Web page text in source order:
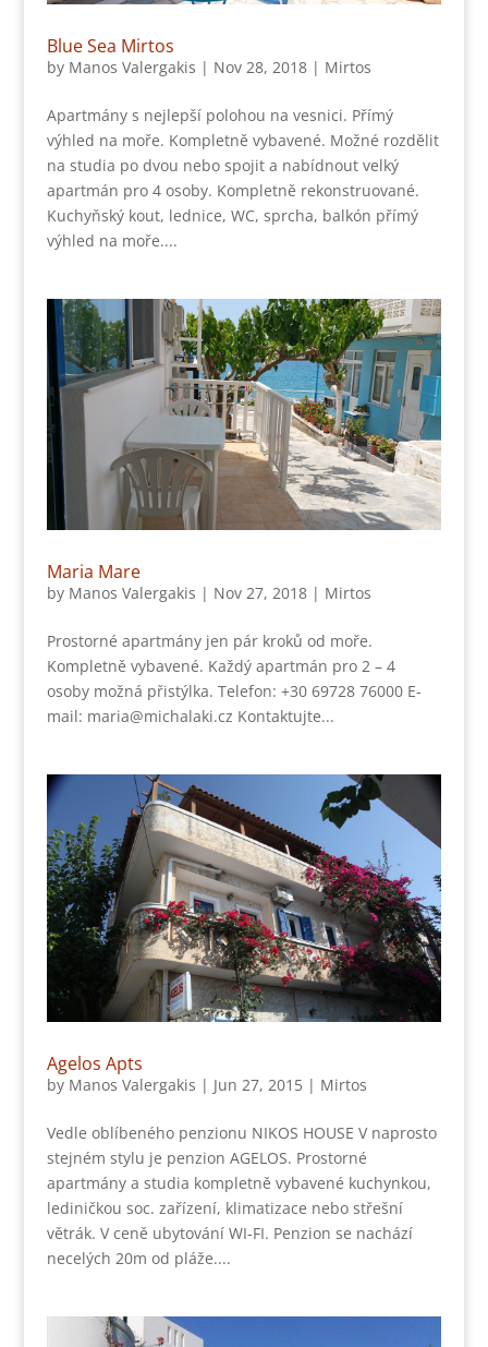
Blue Sea Mirtos
by Manos Valergakis | Nov 28, 2018| Mirtos
Apartmány s nejlepší polohou na vesnici. Přímý
výhled na moře. Kompletně vybavené. Možné rozdělit
na studia po dvou nebo spojit a nabídnout velký
apartmán pro 4 osoby. Kompletně rekonstruované.
Kuchyňský kout, lednice, WC, sprcha, balkón přímý
výhled na moře....
Maria Mare
by Manos Valergakis | Nov 27, 2018| Mirtos
Prostorné apartmány jen pár kroků od moře.
Kompletně vybavené. Každý apartmán pro 2 – 4
osoby možná přistýlka. Telefon: +30 69728 76000 E-
mail: maria@michalaki.cz Kontaktujte...
Agelos Apts
by Manos Valergakis | Jun 27, 2015| Mirtos
Vedle oblíbeného penzionu NIKOS HOUSE V naprosto
stejném stylu je penzion AGELOS. Prostorné
apartmány a studia kompletně vybavené kuchynkou,
lediničkou soc. zařízení, klimatizace nebo střešní
větrák. V ceně ubytování WI-FI. Penzion se nachází
necelých 20m od pláže....